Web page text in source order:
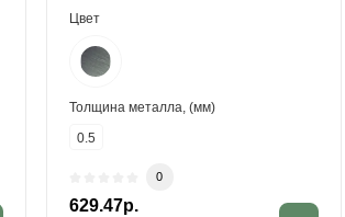
Цвет
Толщина металла, (мм)
0.5
0
629.47р.